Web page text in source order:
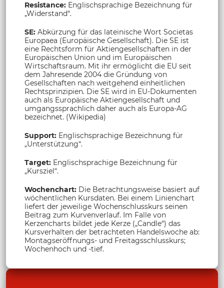
Resistance: Englischsprachige Bezeichnung für
„Widerstand“.
SE: Abkürzung für das lateinische Wort Societas
Europaea (Europäische Gesellschaft). Die SE ist
eine Rechtsform für Aktiengesellschaften in der
Europäischen Union und im Europäischen
Wirtschaftsraum. Mit ihr ermöglicht die EU seit
dem Jahresende 2004 die Gründung von
Gesellschaften nach weitgehend einheitlichen
Rechtsprinzipien. Die SE wird in EU-Dokumenten
auch als Europäische Aktiengesellschaft und
umgangssprachlich daher auch als Europa-AG
bezeichnet. (Wikipedia)
Support: Englischsprachige Bezeichnung für
„Unterstützung“.
Target: Englischsprachige Bezeichnung für
„Kursziel“.
Wochenchart: Die Betrachtungsweise basiert auf
wöchentlichen Kursdaten. Bei einem Linienchart
liefert der jeweilige Wochenschlusskurs seinen
Beitrag zum Kurvenverlauf. Im Falle von
Kerzencharts bildet jede Kerze („Candle“) das
Kursverhalten der betrachteten Handelswoche ab:
Montagseröffnungs- und Freitagsschlusskurs;
Wochenhoch und -tief.